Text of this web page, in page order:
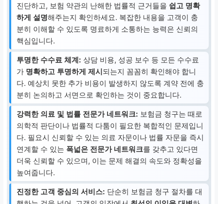
진단하고, 보험 약관의 난해한 법률적 근거들을 쉽고 명확
하게 설명해주는지 확인하세요. 복잡한 내용을 고객이 충
분히 이해할 수 있도록 명료하게 소통하는 능력은 신뢰의
핵심입니다.
투명한 수수료 체계: 상담 비용, 성공 보수 등 모든 수수료
가 명확하고 투명하게 제시되는지 꼼꼼히 확인해야 합니
다. 예상치 못한 추가 비용이 발생하지 않도록 계약 전에 충
분히 논의하고 서면으로 확인하는 것이 중요합니다.
강력한 의료 및 법률 전문가 네트워크: 보험금 청구는 때로
의학적 판단이나 법률적 다툼이 필요한 복합적인 문제입니
다. 필요시 신뢰할 수 있는 의료 자문이나 법률 자문을 즉시
연계할 수 있는 폭넓은 전문가 네트워크를 갖추고 있다면
더욱 신뢰할 수 있으며, 이는 문제 해결의 속도와 정확성을
높여줍니다.
진정한 고객 중심의 서비스: 단순히 보험금 청구 절차를 대